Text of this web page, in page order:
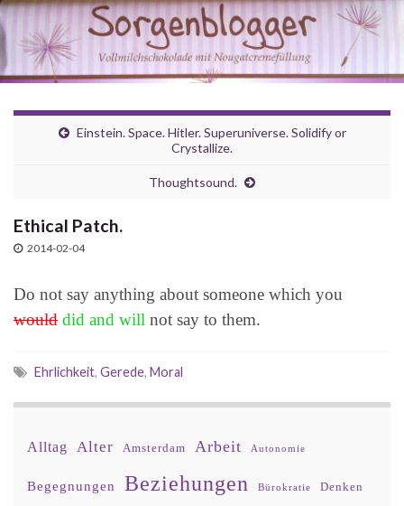
Einstein. Space. Hitler. Superuniverse. Solidify or
Crystallize.
Thoughtsound.
Ethical Patch.
2014-02-04
Do not say anything about someone which you
would did and will not say to them.
Ehrlichkeit, Gerede, Moral
Alltag Alter Amsterdam Arbeit Autonomie
Begegnungen Beziehungen Bürokratie Denken